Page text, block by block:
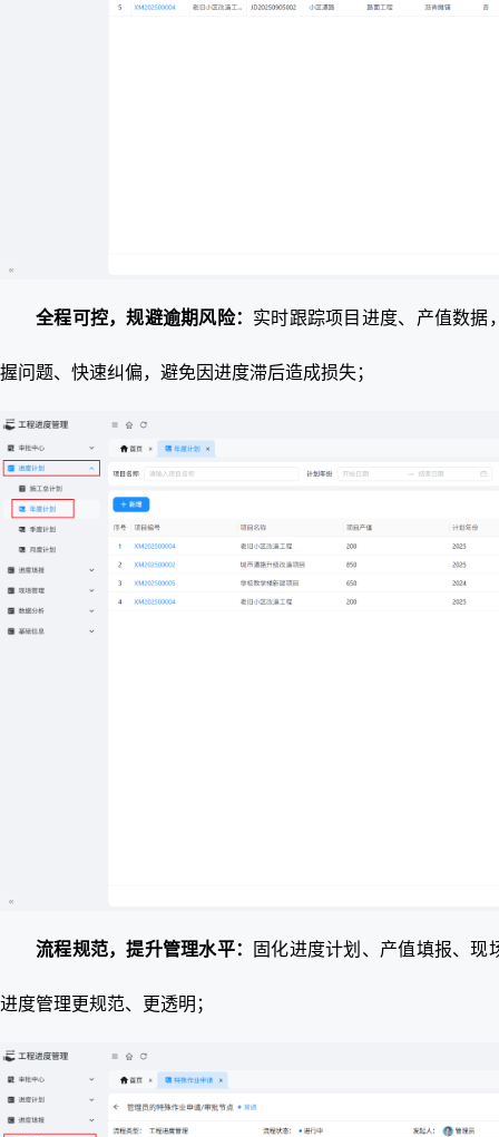
全程可控，规避逾期风险： 实时跟踪项目进度、产值数据
握问题、快速纠偏，避免因进度滞后造成损失；
流程规范，提升管理水平： 固化进度计划、产值填报、
进度管理更规范、更透明；